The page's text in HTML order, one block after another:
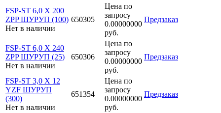
FSP-ST 6,0 X 200
ZPP ШУРУП (100)
Нет в наличии
650305
Цена по
запросу
0.00000000
руб.
Предзаказ
FSP-ST 6,0 X 240
ZPP ШУРУП (25)
Нет в наличии
650306
Цена по
запросу
0.00000000
руб.
Предзаказ
FSP-ST 3,0 X 12
YZF ШУРУП
(300)
Нет в наличии
651354
Цена по
запросу
0.00000000
руб.
Предзаказ